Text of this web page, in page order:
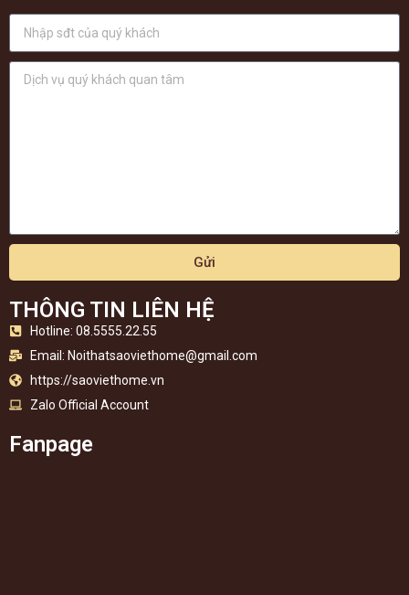
Gửi
THÔNG TIN LIÊN HỆ
Hotline: 08.5555.22.55
Email: Noithatsaoviethome@gmail.com
https://saoviethome.vn
Zalo Official Account
Fanpage